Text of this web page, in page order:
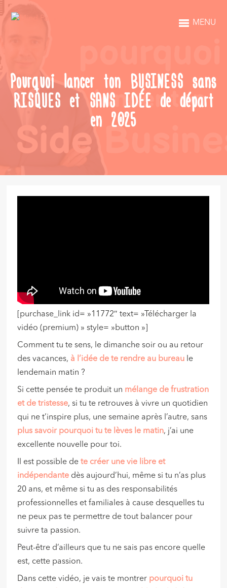
MENU
Pourquoi lancer ton BUSINESS sans
RISQUES et SANS IDÉE de départ
en 2025
[purchase_link id= »11772″ text= »Télécharger la
vidéo (premium) » style= »button »]
Comment tu te sens, le dimanche soir ou au retour
des vacances, à l’idée de te rendre au bureau le
lendemain matin ?
Si cette pensée te produit un mélange de frustration
et de tristesse, si tu te retrouves à vivre un quotidien
qui ne t’inspire plus, une semaine après l’autre, sans
plus savoir pourquoi tu te lèves le matin, j’ai une
excellente nouvelle pour toi.
Il est possible dete créer une vie libre et
indépendante dès aujourd’hui, même si tu n’as plus
20 ans, et même si tu as des responsabilités
professionnelles et familiales à cause desquelles tu
ne peux pas te permettre de tout balancer pour
suivre ta passion.
Peut-être d’ailleurs que tu ne sais pas encore quelle
est, cette passion.
Dans cette vidéo, je vais te montrer pourquoi tu